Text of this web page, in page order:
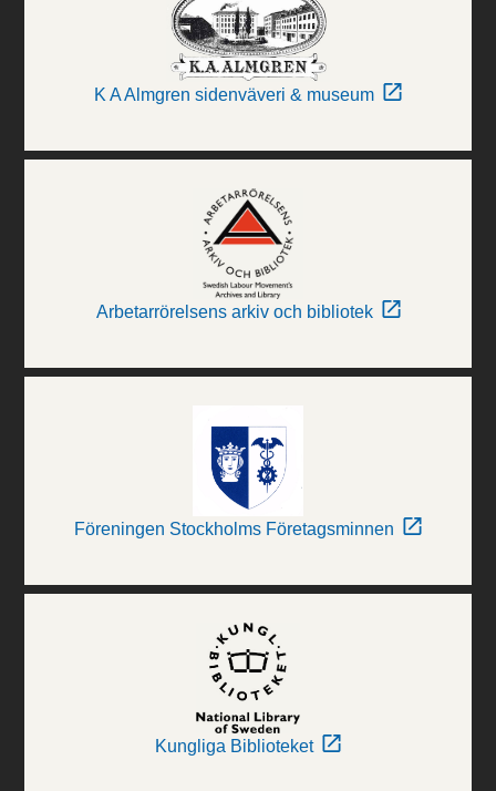
K A Almgren sidenväveri & museum
Arbetarrörelsens arkiv och bibliotek
Föreningen Stockholms Företagsminnen
Kungliga Biblioteket